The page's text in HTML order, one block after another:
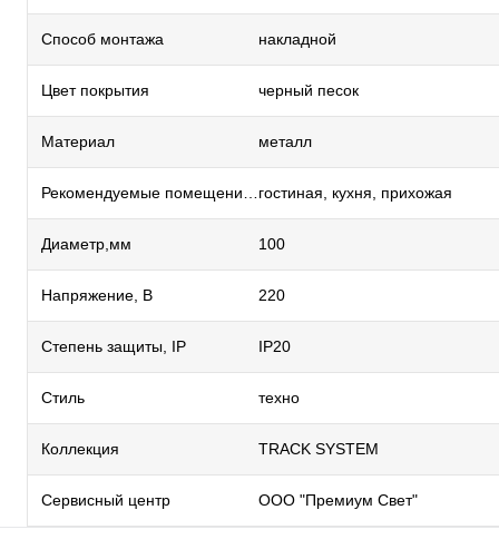
Способ монтажа накладной
Цвет покрытия черный песок
Материал металл
гостиная, кухня, прихожая
Диаметр,мм 100
Напряжение, В 220
Степень защиты, IP IP20
Стиль техно
Коллекция TRACK SYSTEM
Сервисный центр ООО "Премиум Свет"